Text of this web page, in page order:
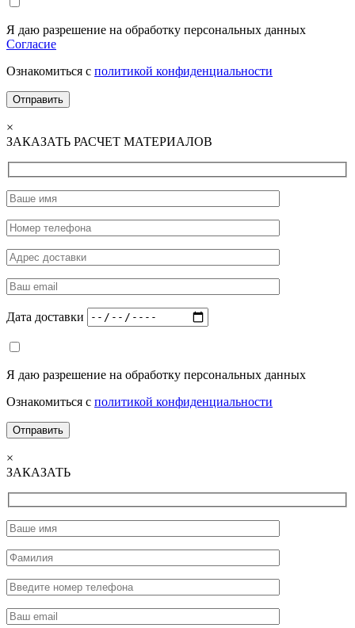
Я даю разрешение на обработку персональных данных
Согласие
Ознакомиться с политикой конфиденциальности
×
ЗАКАЗАТЬ РАСЧЕТ МАТЕРИАЛОВ
Дата доставки
Я даю разрешение на обработку персональных данных
Ознакомиться с политикой конфиденциальности
×
ЗАКАЗАТЬ